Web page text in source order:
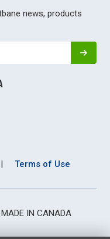
news, products
| Terms of Use
IN CANADA